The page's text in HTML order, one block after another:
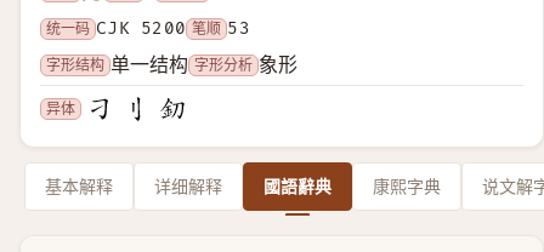
统一码 CJK 5200 笔顺 53
字形结构 单一结构 字形分析 象形
异体
基本解释 详细解释 國語辭典 康熙字典 说文解